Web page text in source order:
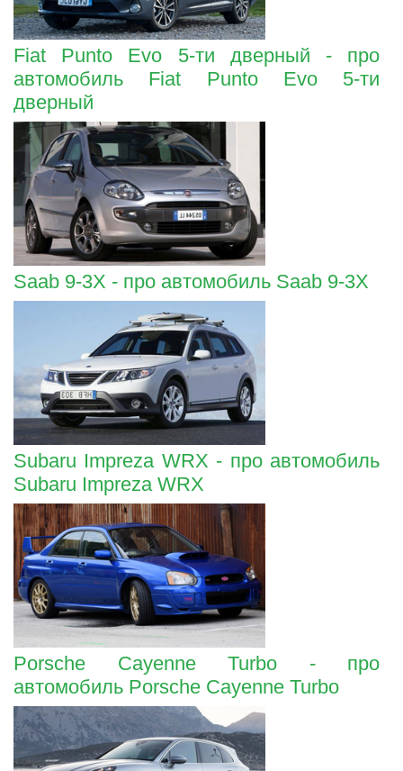
Fiat Punto Evo 5-ти дверный - про
автомобиль Fiat Punto Evo 5-ти
дверный
Saab 9-3X - про автомобиль Saab 9-3X
Subaru Impreza WRX - про автомобиль
Subaru Impreza WRX
Porsche Cayenne Turbo - про
автомобиль Porsche Cayenne Turbo